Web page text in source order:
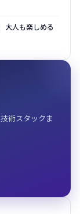
大人も楽しめる
術スタックま